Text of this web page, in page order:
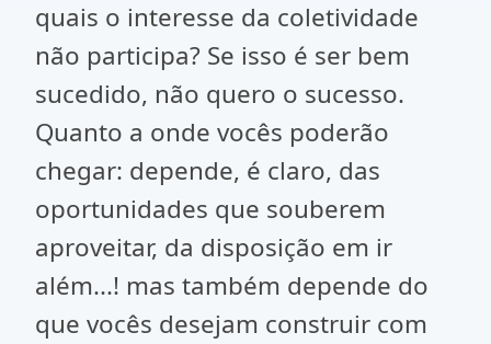
quais o interesse da coletividade
não participa? Se isso é ser bem
sucedido, não quero o sucesso.
Quanto a onde vocês poderão
chegar: depende, é claro, das
oportunidades que souberem
aproveitar, da disposição em ir
além...! mas também depende do
que vocês desejam construir com